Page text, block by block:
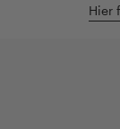
Hier